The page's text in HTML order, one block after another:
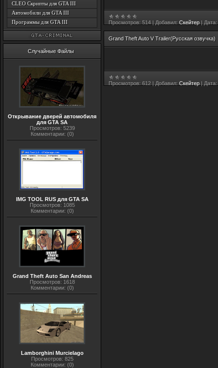
CLEO Скрипты для GTA III
Автомобили для GTA III
Программы для GTA III
Случайные Файлы
Открывание дверей автомобиля
для GTA SA
Просмотров: 5239
Комментарии: (0)
IMG TOOL RUS для GTA SA
Просмотров: 1085
Комментарии: (0)
Grand Theft Auto San Andreas
Просмотров: 1618
Комментарии: (0)
Lamborghini Murcielago
Просмотров: 825
Комментарии: (0)
Просмотров: 514 | Добавил: Скейтер | Дата:
Grand Theft Auto V Trailer(Русская озвучка)
Просмотров: 612 Добавил: Скейтер Дата: